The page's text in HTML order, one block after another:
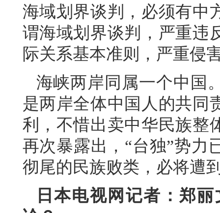
海域划界谈判，必须有中
谓海域划界谈判，严重违
际关系基本准则，严重侵
海峡两岸同属一个中国
是两岸全体中国人的共同
利，不惜出卖中华民族整
再次暴露出，“台独”势力
彻尾的民族败类，必将遭
日本电视网记者：郑